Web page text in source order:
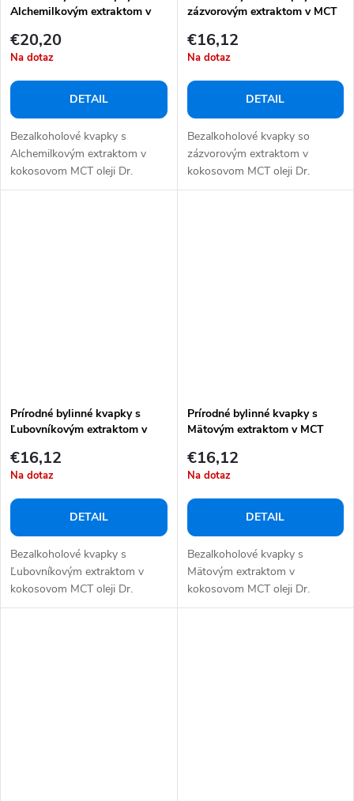
Alchemilkovým extraktom v
€20,20
Na dotaz
DETAIL
Bezalkoholové kvapky s
Alchemilkovým extraktom v
kokosovom MCT oleji Dr.
Herbert odporúča...
zázvorovým extraktom v MCT
€16,12
Na dotaz
DETAIL
Bezalkoholové kvapky so
zázvorovým extraktom v
kokosovom MCT oleji Dr.
Herbert odporúča Proti...
Prírodné bylinné kvapky s
Ľubovníkovým extraktom v
€16,12
Na dotaz
DETAIL
Bezalkoholové kvapky s
Ľubovníkovým extraktom v
kokosovom MCT oleji Dr.
Herbert odporúča...
Prírodné bylinné kvapky s
Mätovým extraktom v MCT
€16,12
Na dotaz
DETAIL
Bezalkoholové kvapky s
Mätovým extraktom v
kokosovom MCT oleji Dr.
Herbert odporúča...